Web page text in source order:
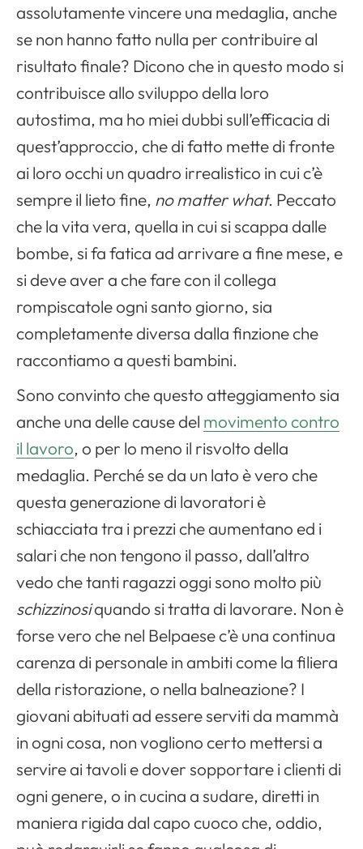
assolutamente vincere una medaglia, anche
se non hanno fatto nulla per contribuire al
risultato finale? Dicono che in questo modo si
contribuisce allo sviluppo della loro
autostima, ma ho miei dubbi sull’efficacia di
quest’approccio, che di fatto mette di fronte
ai loro occhi un quadro irrealistico in cui c’è
sempre il lieto fine, no matter what. Peccato
che la vita vera, quella in cui si scappa dalle
bombe, si fa fatica ad arrivare a fine mese, e
si deve aver a che fare con il collega
rompiscatole ogni santo giorno, sia
completamente diversa dalla finzione che
raccontiamo a questi bambini.
Sono convinto che questo atteggiamento sia
anche una delle cause del movimento contro
il lavoro, o per lo meno il risvolto della
medaglia. Perché se da un lato è vero che
questa generazione di lavoratori è
schiacciata tra i prezzi che aumentano ed i
salari che non tengono il passo, dall’altro
vedo che tanti ragazzi oggi sono molto più
schizzinosiquando si tratta di lavorare. Non è
forse vero che nel Belpaese c’è una continua
carenza di personale in ambiti come la filiera
della ristorazione, o nella balneazione? I
giovani abituati ad essere serviti da mammà
in ogni cosa, non vogliono certo mettersi a
servire ai tavoli e dover sopportare i clienti di
ogni genere, o in cucina a sudare, diretti in
maniera rigida dal capo cuoco che, oddio,